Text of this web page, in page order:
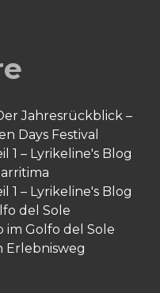
Jahresrückblick –
Days Festival
1 – Lyrikeline's Blog
1 – Lyrikeline's Blog
del Sole
im Golfo del Sole
Erlebnisweg